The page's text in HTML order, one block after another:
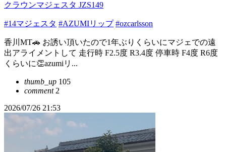
クラウンマジェスタ JZS149
#14マジェスタ #AZUMIリップ #ozcarlsson
香川MT🚗 お誘い頂いたので1年ぶりくらいにマジェでの遠
出アライメントして 走行時 F2.5度 R3.4度 停車時 F4度 R6度
くらいに👏azumiリ...
thumb_up 105
comment2
2026/07/26 21:53